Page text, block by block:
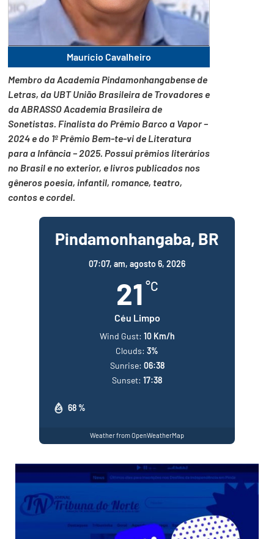
Maurício Cavalheiro
Membro da Academia Pindamonhangabense de
Letras, da UBT União Brasileira de Trovadores e
da ABRASSO Academia Brasileira de
Sonetistas. Finalista do Prêmio Barco a Vapor –
2024 e do 1º Prêmio Bem-te-vi de Literatura
para a Infância – 2025. Possui prêmios literários
no Brasil e no exterior, e livros publicados nos
gêneros poesia, infantil, romance, teatro,
contos e cordel.
Pindamonhangaba, BR
07:07, am, agosto 6, 2026
21 °C
Céu Limpo
68 %
Wind Gust: 10 Km/h
Clouds: 3%
Sunrise: 06:38
Sunset: 17:38
Weather from OpenWeatherMap